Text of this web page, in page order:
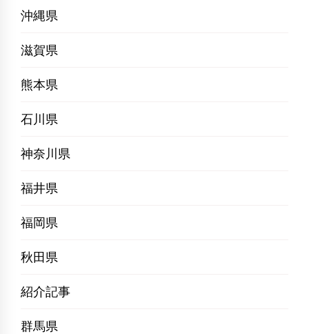
沖縄県
滋賀県
熊本県
石川県
神奈川県
福井県
福岡県
秋田県
紹介記事
群馬県